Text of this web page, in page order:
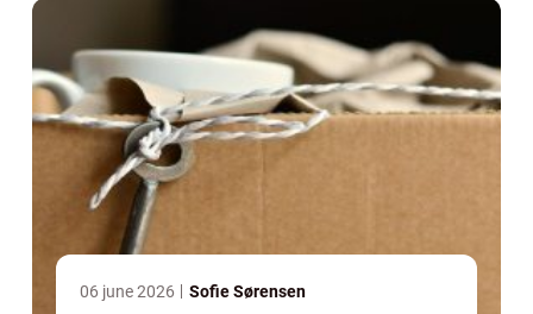
06 june 2026 Sofie Sørensen